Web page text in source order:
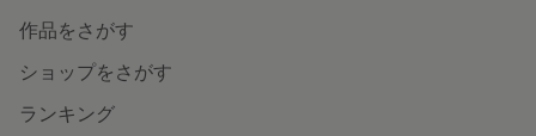
作品をさがす
ショップをさがす
ランキング